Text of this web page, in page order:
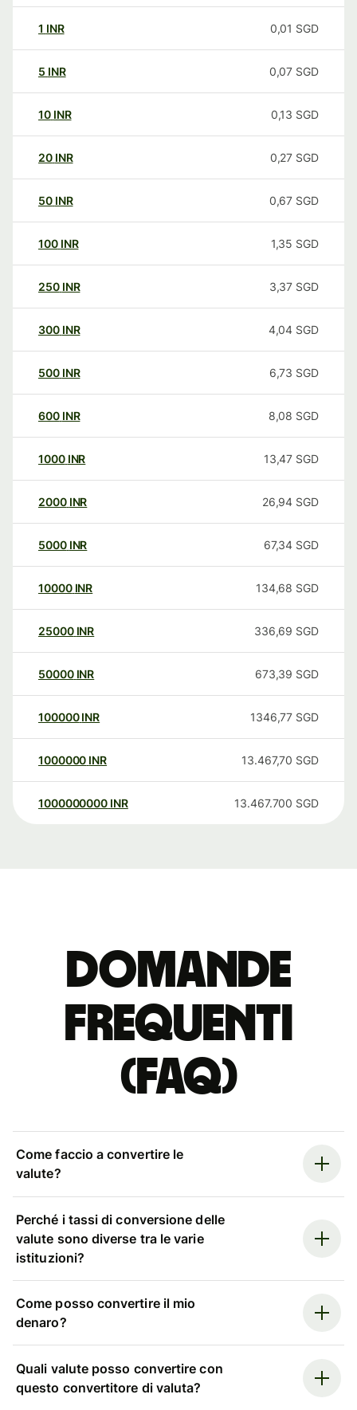
1 INR 0,01 SGD
5 INR 0,07 SGD
10 INR 0,13 SGD
20 INR 0,27 SGD
50 INR 0,67 SGD
100 INR 1,35 SGD
250 INR 3,37 SGD
300 INR 4,04 SGD
500 INR 6,73 SGD
600 INR 8,08 SGD
1000 INR 13,47 SGD
2000 INR 26,94 SGD
5000 INR 67,34 SGD
10000 INR 134,68 SGD
25000 INR 336,69 SGD
50000 INR 673,39 SGD
100000 INR 1346,77 SGD
1000000 INR 13.467,70 SGD
1000000000 INR 13.467.700 SGD
Domande
Frequenti
(FAQ)
Come faccio a convertire le
valute?
Perché i tassi di conversione delle
valute sono diverse tra le varie
istituzioni?
Come posso convertire il mio
denaro?
Quali valute posso convertire con
questo convertitore di valuta?